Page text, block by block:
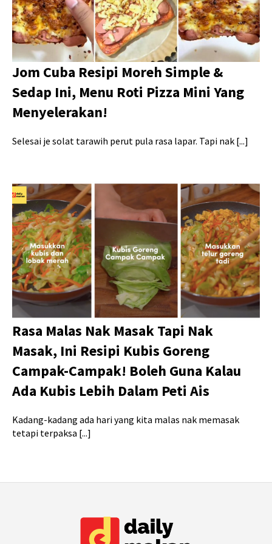
Jom Cuba Resipi Moreh Simple &
Sedap Ini, Menu Roti Pizza Mini Yang
Menyelerakan!
Selesai je solat tarawih perut pula rasa lapar. Tapi nak [...]
Rasa Malas Nak Masak Tapi Nak
Masak, Ini Resipi Kubis Goreng
Campak-Campak! Boleh Guna Kalau
Ada Kubis Lebih Dalam Peti Ais
Kadang-kadang ada hari yang kita malas nak memasak
tetapi terpaksa [...]